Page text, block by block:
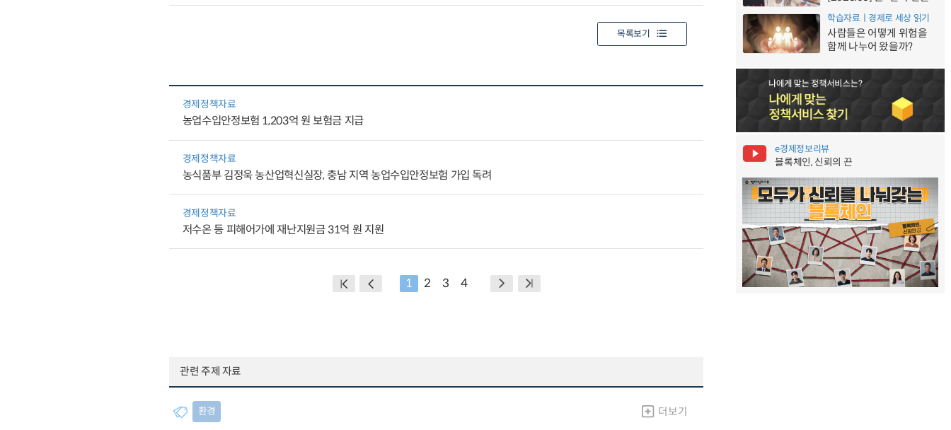
목록보기
경제정책자료
농업수입안정보험 1,203억 원 보험금 지급
경제정책자료
농식품부 김정욱 농산업혁신실장, 충남 지역 농업수입안정보험 가입 독려
경제정책자료
저수온 등 피해어가에 재난지원금 31억 원 지원
1 2 3 4
관련 주제 자료
환경 더보기
학습자료ㅣ경제로 세상 읽기
사람들은 어떻게 위험을
함께 나누어 왔을까?
e경제정보리뷰
블록체인, 신뢰의 끈